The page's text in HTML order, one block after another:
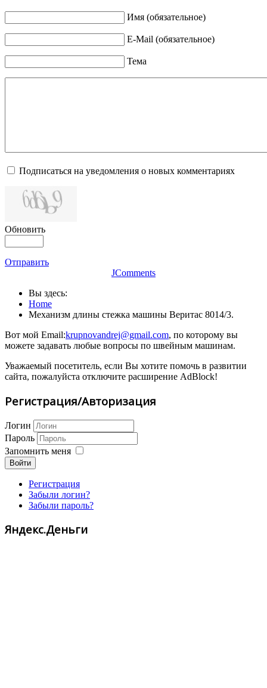
Имя (обязательное)
E-Mail (обязательное)
Тема
Подписаться на уведомления о новых комментариях
Обновить
Отправить
JComments
Вы здесь:
Home
Механизм длины стежка машины Веритас 8014/3.
Вот мой Email:krupnovandrej@gmail.com, по которому вы
можете задавать любые вопросы по швейным машинам.
Уважаемый посетитель, если Вы хотите помочь в развитии
сайта, пожалуйста отключите расширение AdBlock!
Регистрация/Авторизация
Логин
Пароль
Запомнить меня
Войти
Регистрация
Забыли логин?
Забыли пароль?
Яндекс.Деньги